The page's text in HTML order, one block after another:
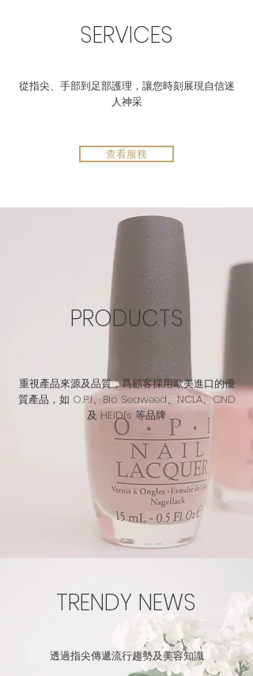
SERVICES
從指尖、手部到足部護理，讓您時刻展現自信迷
人神采
查看服務
TRENDY NEWS
透過指尖傳遞流行趨勢及美容知識
PRODUCTS
重視產品來源及品質，爲顧客採用歐美進口的優
質產品，如 O.P.I、Bio Seaweed、NCLA、CND
及 HEIDI's 等品牌